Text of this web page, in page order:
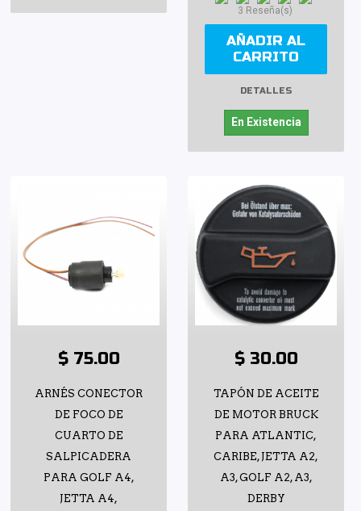
3 Reseña(s)
AÑADIR AL
CARRITO
DETALLES
En Existencia
$ 75.00
ARNÉS CONECTOR
DE FOCO DE
CUARTO DE
SALPICADERA
PARA GOLF A4,
JETTA A4,
$ 30.00
TAPÓN DE ACEITE
DE MOTOR BRUCK
PARA ATLANTIC,
CARIBE, JETTA A2,
A3, GOLF A2, A3,
DERBY